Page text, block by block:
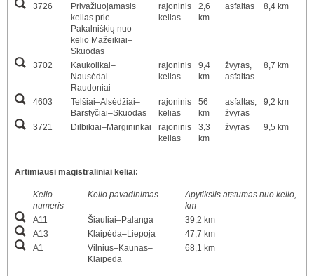
3726
Privažiuojamasis
kelias prie
Pakalniškių nuo
kelio Mažeikiai–
Skuodas
rajoninis
kelias
2,6
km
asfaltas 8,4 km
3702
Kaukolikai–
Nausėdai–
Raudoniai
rajoninis
kelias
9,4
km
žvyras,
asfaltas
8,7 km
4603
Telšiai–Alsėdžiai–
Barstyčiai–Skuodas
rajoninis
kelias
56
km
asfaltas,
žvyras
9,2 km
3721 Dilbikiai–Margininkai
rajoninis
kelias
3,3
km
žvyras 9,5 km
Artimiausi magistraliniai keliai:
Kelio
numeris
Kelio pavadinimas
Apytikslis atstumas nuo kelio,
km
A11
Šiauliai–Palanga
39,2 km
A13
Klaipėda–Liepoja
47,7 km
A1
Vilnius–Kaunas–
Klaipėda
68,1 km